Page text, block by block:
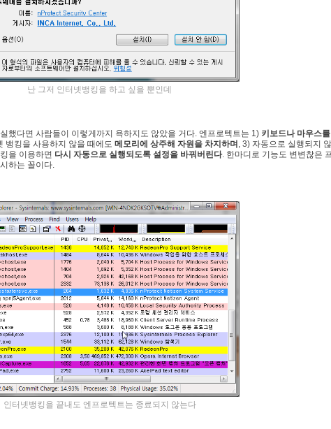
난 그저 인터넷뱅킹을 하고 싶을 뿐인데
했다면 사람들이 이렇게까지 욕하지도 않았을 거다. 엔프로텍트는 1) 키보드나 마우스를
뱅킹을 사용하지 않을 때에도 메모리에 상주해 자원을 차지하며 , 3) 자동으로 실행되지 않
을 이용하면 다시 자동으로 실행되도록 설정을 바꿔버린다. 한마디로 기능도 변변찮은
하는 꼴이다.
인터넷뱅킹을 끝내도 엔프로텍트는 종료되지 않는다